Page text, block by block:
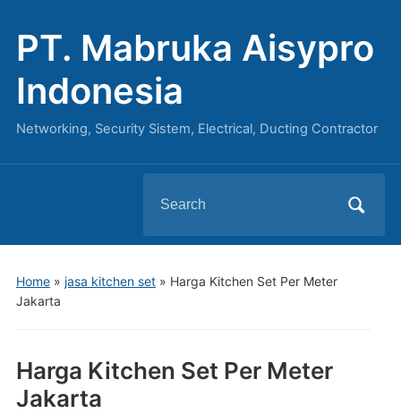
PT. Mabruka Aisypro
Indonesia
Networking, Security Sistem, Electrical, Ducting Contractor
for:
Home» jasa kitchen set» Harga Kitchen Set Per Meter
Jakarta
Harga Kitchen Set Per Meter
Jakarta